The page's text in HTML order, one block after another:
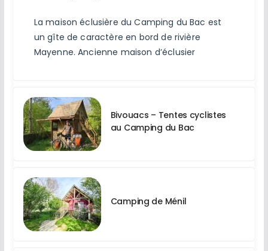
La maison éclusière du Camping du Bac est
un gîte de caractère en bord de rivière
Mayenne. Ancienne maison d’éclusier
Bivouacs – Tentes cyclistes
au Camping du Bac
Camping de Ménil